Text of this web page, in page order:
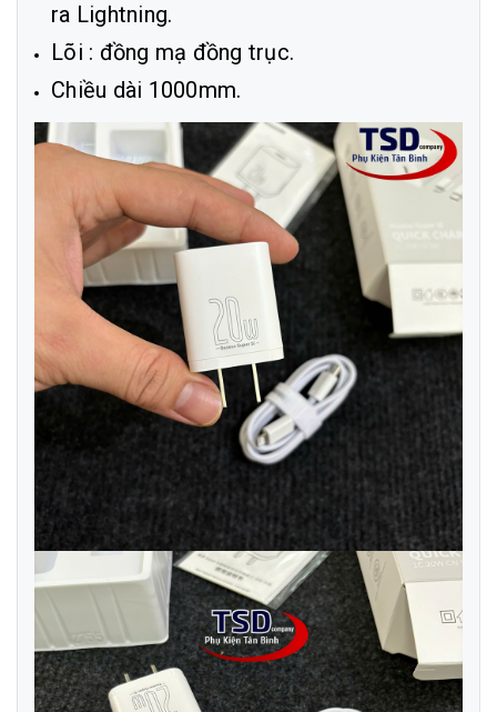
ra Lightning.
Lõi : đồng mạ đồng trục.
Chiều dài 1000mm.